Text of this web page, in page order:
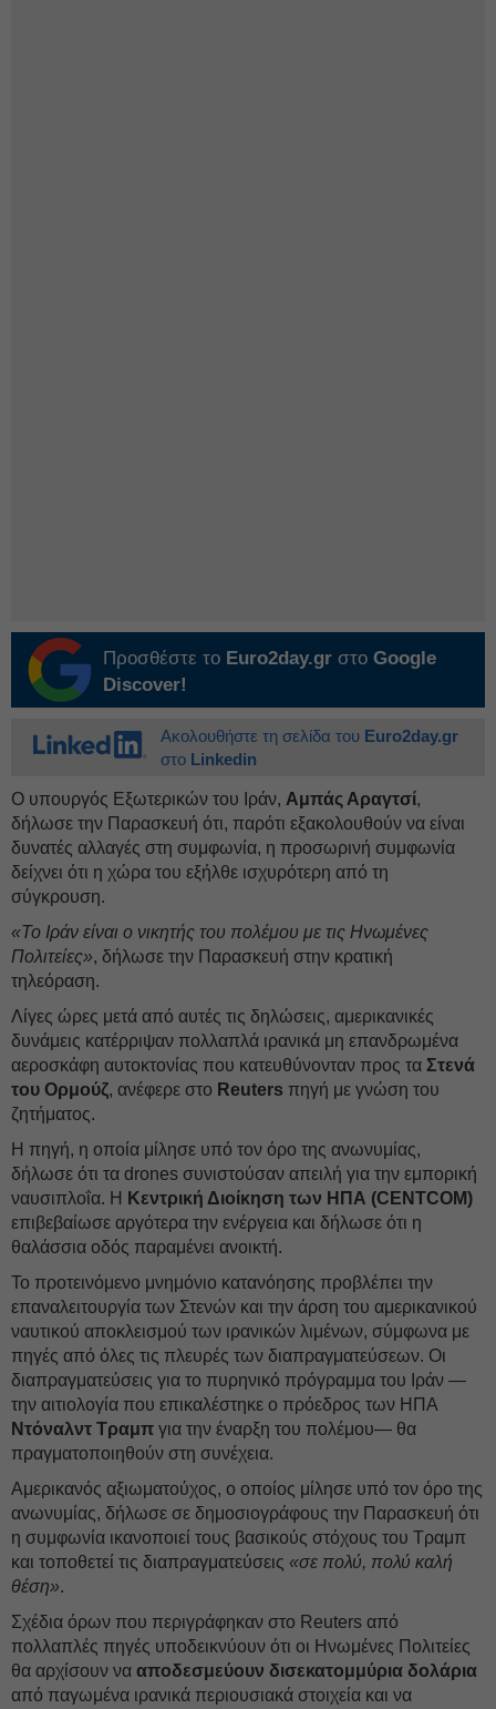
Προσθέστε το Euro2day.gr στο Google
Discover!
Ακολουθήστε τη σελίδα του Euro2day.gr
στο Linkedin
Ο υπουργός Εξωτερικών του Ιράν, Αμπάς Αραγτσί,
δήλωσε την Παρασκευή ότι, παρότι εξακολουθούν να είναι
δυνατές αλλαγές στη συμφωνία, η προσωρινή συμφωνία
δείχνει ότι η χώρα του εξήλθε ισχυρότερη από τη
σύγκρουση.
«Το Ιράν είναι ο νικητής του πολέμου με τις Ηνωμένες
Πολιτείες», δήλωσε την Παρασκευή στην κρατική
τηλεόραση.
Λίγες ώρες μετά από αυτές τις δηλώσεις, αμερικανικές
δυνάμεις κατέρριψαν πολλαπλά ιρανικά μη επανδρωμένα
αεροσκάφη αυτοκτονίας που κατευθύνονταν προς τα Στενά
του Ορμούζ, ανέφερε στο Reuters πηγή με γνώση του
ζητήματος.
Η πηγή, η οποία μίλησε υπό τον όρο της ανωνυμίας,
δήλωσε ότι τα drones συνιστούσαν απειλή για την εμπορική
ναυσιπλοΐα. Η Κεντρική Διοίκηση των ΗΠΑ (CENTCOM)
επιβεβαίωσε αργότερα την ενέργεια και δήλωσε ότι η
θαλάσσια οδός παραμένει ανοικτή.
Το προτεινόμενο μνημόνιο κατανόησης προβλέπει την
επαναλειτουργία των Στενών και την άρση του αμερικανικού
ναυτικού αποκλεισμού των ιρανικών λιμένων, σύμφωνα με
πηγές από όλες τις πλευρές των διαπραγματεύσεων. Οι
διαπραγματεύσεις για το πυρηνικό πρόγραμμα του Ιράν —
την αιτιολογία που επικαλέστηκε ο πρόεδρος των ΗΠΑ
Ντόναλντ Τραμπ για την έναρξη του πολέμου— θα
πραγματοποιηθούν στη συνέχεια.
Αμερικανός αξιωματούχος, ο οποίος μίλησε υπό τον όρο της
ανωνυμίας, δήλωσε σε δημοσιογράφους την Παρασκευή ότι
η συμφωνία ικανοποιεί τους βασικούς στόχους του Τραμπ
και τοποθετεί τις διαπραγματεύσεις «σε πολύ, πολύ καλή
θέση».
Σχέδια όρων που περιγράφηκαν στο Reuters από
πολλαπλές πηγές υποδεικνύουν ότι οι Ηνωμένες Πολιτείες
θα αρχίσουν να αποδεσμεύουν δισεκατομμύρια δολάρια
από παγωμένα ιρανικά περιουσιακά στοιχεία και να